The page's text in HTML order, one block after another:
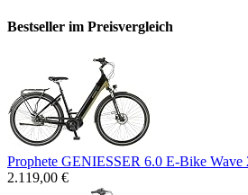
Bestseller im Preisvergleich
Prophete GENIESSER 6.0 E-Bike Wave
2.119,00 €